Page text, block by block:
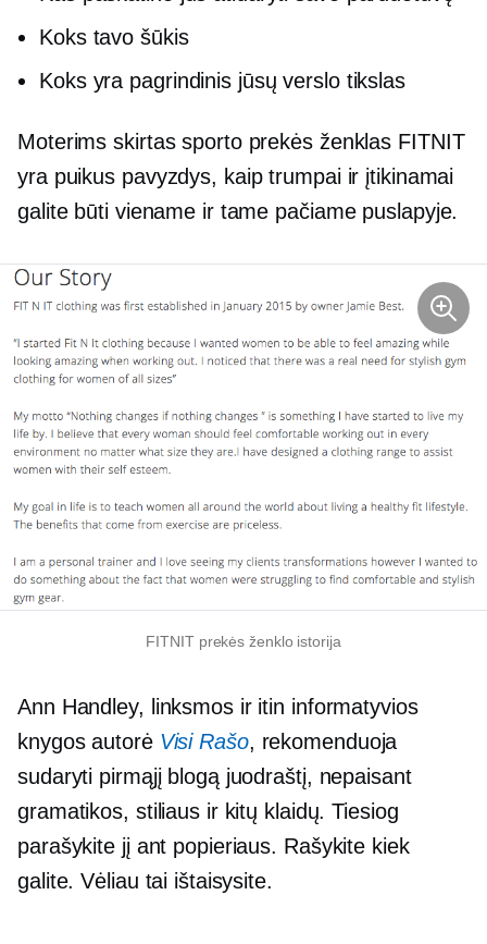
Koks tavo šūkis
Koks yra pagrindinis jūsų verslo tikslas
Moterims skirtas sporto prekės ženklas FITNIT
yra puikus pavyzdys, kaip trumpai ir įtikinamai
galite būti viename ir tame pačiame puslapyje.
FITNIT prekės ženklo istorija
Ann Handley, linksmos ir itin informatyvios
knygos autorė Visi Rašo, rekomenduoja
sudaryti pirmąjį blogą juodraštį, nepaisant
gramatikos, stiliaus ir kitų klaidų. Tiesiog
parašykite jį ant popieriaus. Rašykite kiek
galite. Vėliau tai ištaisysite.